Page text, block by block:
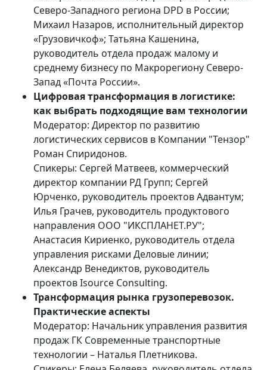
Северо-Западного региона DPD в России;
Михаил Назаров, исполнительный директор
«Грузовичкоф»; Татьяна Кашенина,
руководитель отдела продаж малому и
среднему бизнесу по Макрорегиону Северо-
Запад «Почта России».
Цифровая трансформация в логистике:
как выбрать подходящие вам технологии
Модератор: Директор по развитию
логистических сервисов в Компании "Тензор"
Роман Спиридонов.
Спикеры: Сергей Матвеев, коммерческий
директор компании РД Групп; Сергей
Юрченко, руководитель проектов Адвантум;
Илья Грачев, руководитель продуктового
направления ООО "ИКСПЛАНЕТ.РУ";
Анастасия Кириенко, руководитель отдела
управления рисками Деловые линии;
Александр Венедиктов, руководитель
проектов Isource Consulting.
Трансформация рынка грузоперевозок.
Практические аспекты
Модератор: Начальник управления развития
продаж ГК Современные транспортные
технологии – Наталья Плетникова.